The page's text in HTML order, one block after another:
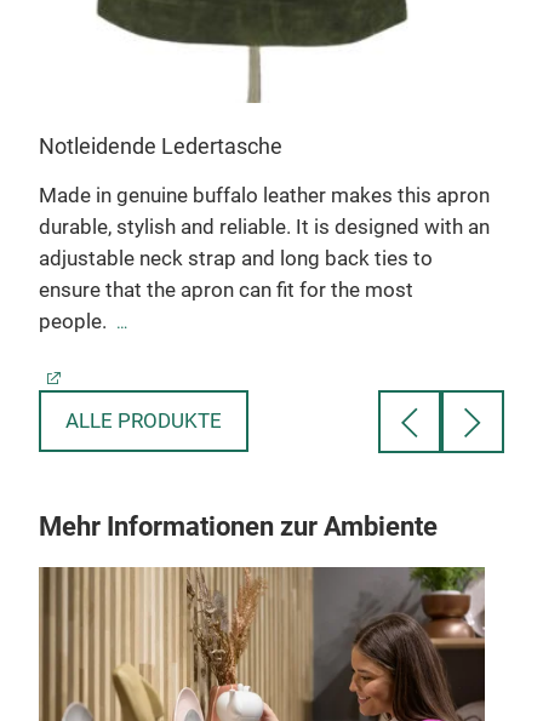
Notleidende Ledertasche
Made in genuine buffalo leather makes this apron
durable, stylish and reliable. It is designed with an
adjustable neck strap and long back ties to
ensure that the apron can fit for the most
people.
33"x23"
ALLE PRODUKTE
Mehr Informationen zur Ambiente